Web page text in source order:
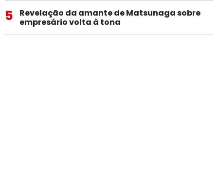
5
Revelação da amante de Matsunaga sobre
empresário volta à tona